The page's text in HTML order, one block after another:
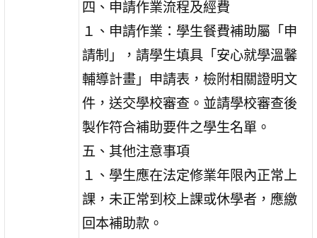
四、申請作業流程及經費
１、申請作業：學生餐費補助屬「申
請制」，請學生填具「安心就學溫馨
輔導計畫」申請表，檢附相關證明文
件，送交學校審查。並請學校審查後
製作符合補助要件之學生名單。
五、其他注意事項
１、學生應在法定修業年限內正常上
課，未正常到校上課或休學者，應繳
回本補助款。